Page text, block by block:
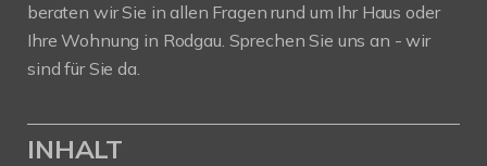
beraten wir Sie in allen Fragen rund um Ihr Haus oder
Ihre Wohnung in Rodgau. Sprechen Sie uns an - wir
sind für Sie da.
INHALT